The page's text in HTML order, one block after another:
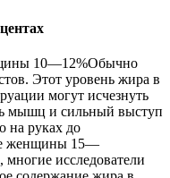
10—12%Обычно
Этот уровень жира в
могут исчезнуть
мышц и сильный выступ
на руках до
женщины 15—
многие исследователи